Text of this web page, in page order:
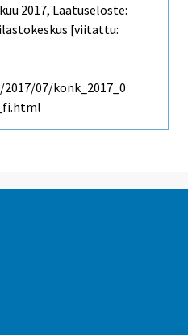
2017, Laatuseloste:
[viitattu:
07/konk_2017_0